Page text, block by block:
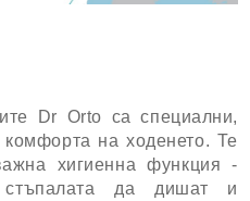
Dr Orto са специални,
на ходенето. Те
хигиенна функция -
да дишат и